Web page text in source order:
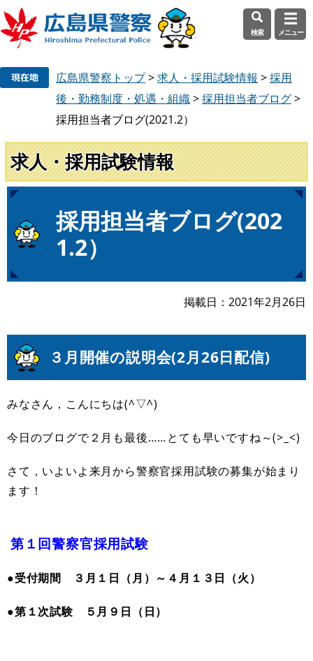
頭
で
す
。
飛
ば
し
て
検索 メニュー
広島県警察トップ>求人・採用試験情報 >採用
後・勤務制度・処遇・組織>採用担当者ブログ>
採用担当者ブログ(2021.2）
求人・採用試験情報
文
採用担当者ブログ(202
1.2）
掲載日 2021年2月26日
３月開催の説明会(2月26日配信)
みなさん，こんにちは(^▽^)
今日のブログで２月も最後……とても早いですね～(>_<)
さて，いよいよ来月から警察官採用試験の募集が始まり
ます！
第１回警察官採用試験
●受付期間 ３月１日（月）～４月１３日（火）
●第１次試験 ５月９日（日）